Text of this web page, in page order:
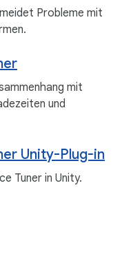
Probleme mit
mit
und
Unity-Plug-in
Tuner in Unity.